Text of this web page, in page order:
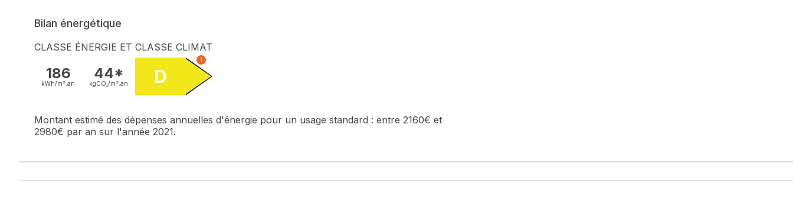
Bilan énergétique
CLASSE ÉNERGIE ET CLASSE CLIMAT
186
kWh/m². an
44*
kgCO₂/m². an D
i
Montant estimé des dépenses annuelles d'énergie pour un usage standard : entre 2160€ et
2980€ par an sur l'année 2021.